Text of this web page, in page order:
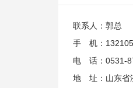
联系人：郭总
手 机：
电 话：0531-
地 址：山东省